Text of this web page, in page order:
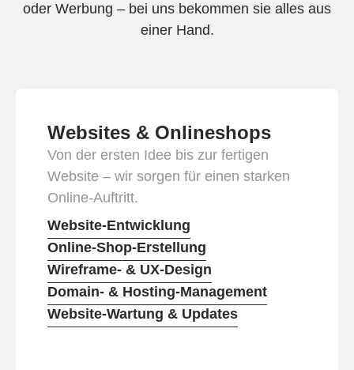
oder Werbung – bei uns bekommen sie alles aus
einer Hand.
Websites & Onlineshops
Von der ersten Idee bis zur fertigen
Website – wir sorgen für einen starken
Online-Auftritt.
Website-Entwicklung
Online-Shop-Erstellung
Wireframe- & UX-Design
Domain- & Hosting-Management
Website-Wartung & Updates